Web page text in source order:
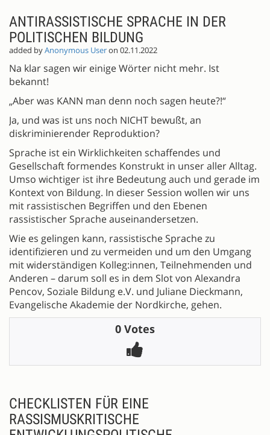
ANTIRASSISTISCHE SPRACHE IN DER
POLITISCHEN BILDUNG
added byAnonymous Useron 02.11.2022
Na klar sagen wir einige Wörter nicht mehr. Ist
bekannt!
„Aber was KANN man denn noch sagen heute?!“
Ja, und was ist uns noch NICHT bewußt, an
diskriminierender Reproduktion?
Sprache ist ein Wirklichkeiten schaffendes und
Gesellschaft formendes Konstrukt in unser aller Alltag.
Umso wichtiger ist ihre Bedeutung auch und gerade im
Kontext von Bildung. In dieser Session wollen wir uns
mit rassistischen Begriffen und den Ebenen
rassistischer Sprache auseinandersetzen.
Wie es gelingen kann, rassistische Sprache zu
identifizieren und zu vermeiden und um den Umgang
mit widerständigen Kolleg:innen, Teilnehmenden und
Anderen – darum soll es in dem Slot von Alexandra
Pencov, Soziale Bildung e.V. und Juliane Dieckmann,
Evangelische Akademie der Nordkirche, gehen.
0 Votes
CHECKLISTEN FÜR EINE
RASSISMUSKRITISCHE